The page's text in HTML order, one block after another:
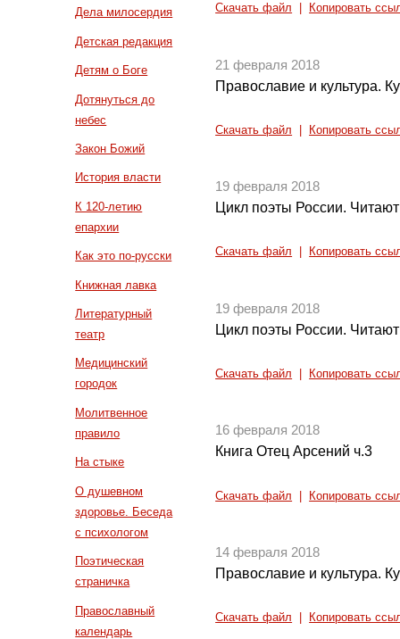
Дела милосердия
Детская редакция
Детям о Боге
Дотянуться до
небес
Закон Божий
История власти
К 120-летию
епархии
Как это по-русски
Книжная лавка
Литературный
театр
Медицинский
городок
Молитвенное
правило
На стыке
О душевном
здоровье. Беседа
с психологом
Поэтическая
страничка
Православный
календарь
Скачать файл Копировать
21 февраля 2018
Православие и культура.
Скачать файл Копировать
19 февраля 2018
Цикл поэты России.
Скачать файл Копировать
19 февраля 2018
Цикл поэты России.
Скачать файл Копировать
16 февраля 2018
Книга Отец Арсений ч.3
Скачать файл Копировать
14 февраля 2018
Православие и культура.
Скачать файл Копировать